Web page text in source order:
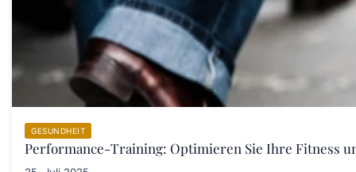
GESUNDHEIT
Performance-Training: Optimieren Sie Ihre Fitness